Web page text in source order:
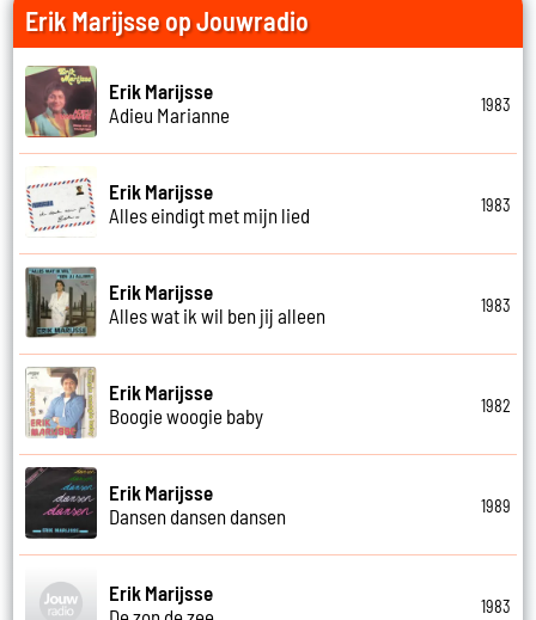
Erik Marijsse op Jouwradio
Erik Marijsse
Adieu Marianne
1983
Erik Marijsse
Alles eindigt met mijn lied
1983
Erik Marijsse
Alles wat ik wil ben jij alleen
1983
Erik Marijsse
Boogie woogie baby
1982
Erik Marijsse
Dansen dansen dansen
1989
Erik Marijsse
1983